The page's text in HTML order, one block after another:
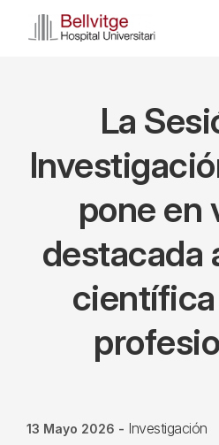
La
pone en
destacada
13 Mayo 2026 - Investigación